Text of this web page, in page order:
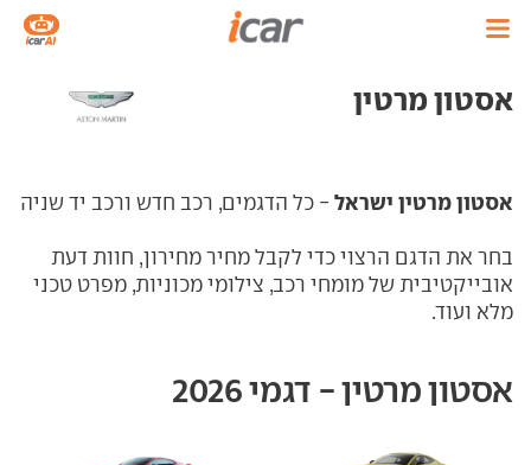
אסטון מרטין
אסטון מרטין ישראל - כל הדגמים, רכב חדש ורכב יד שניה
בחר את הדגם הרצוי כדי לקבל מחיר מחירון, חוות דעת
אובייקטיבית של מומחי רכב, צילומי מכוניות, מפרט טכני
מלא ועוד.
אסטון מרטין - דגמי 2026